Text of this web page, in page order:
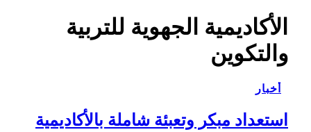
الأكاديمية الجهوية للتربية
والتكوين
أخبار
استعداد مبكر وتعبئة شاملة بالأكاديمية